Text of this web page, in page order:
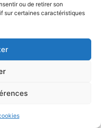
ou de retirer son
sur certaines caractéristiques
Mentions légales